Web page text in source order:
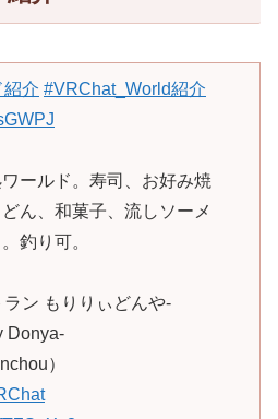
介 #VRChat_World紹介
ールド。寿司、お好み焼
ん、和菓子、流しソーメ
釣り可。
ン もりりぃどんや-
Donya-
）